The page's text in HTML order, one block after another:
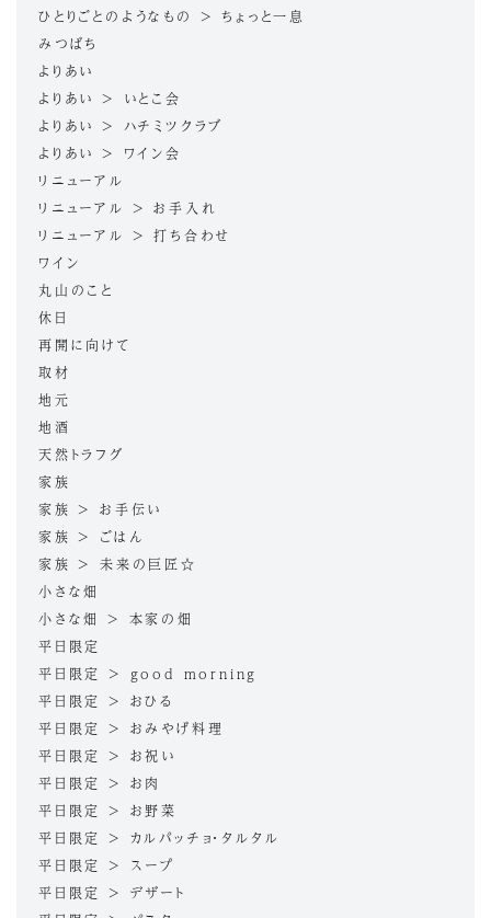
ひとりごとのようなもの > ちょっと一息
みつばち
よりあい
よりあい > いとこ会
よりあい > ハチミツクラブ
よりあい > ワイン会
リニューアル
リニューアル > お手入れ
リニューアル > 打ち合わせ
ワイン
丸山のこと
休日
再開に向けて
取材
地元
地酒
天然トラフグ
家族
家族 > お手伝い
家族 > ごはん
家族 > 未来の巨匠☆
小さな畑
小さな畑 > 本家の畑
平日限定
平日限定 > good morning
平日限定 > おひる
平日限定 > おみやげ料理
平日限定 > お祝い
平日限定 > お肉
平日限定 > お野菜
平日限定 > カルパッチョ・タルタル
平日限定 > スープ
平日限定 > デザート